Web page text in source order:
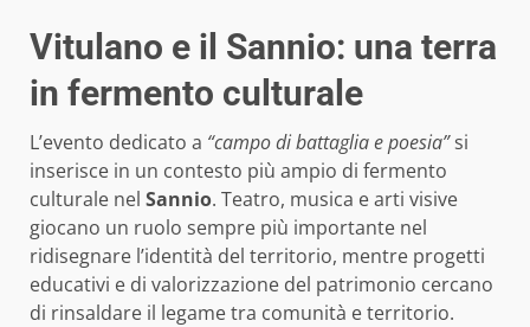
Vitulano e il Sannio: una terra
in fermento culturale
L’evento dedicato a “campo di battaglia e poesia”si
inserisce in un contesto più ampio di fermento
culturale nel Sannio. Teatro, musica e arti visive
giocano un ruolo sempre più importante nel
ridisegnare l’identità del territorio, mentre progetti
educativi e di valorizzazione del patrimonio cercano
di rinsaldare il legame tra comunità e territorio.